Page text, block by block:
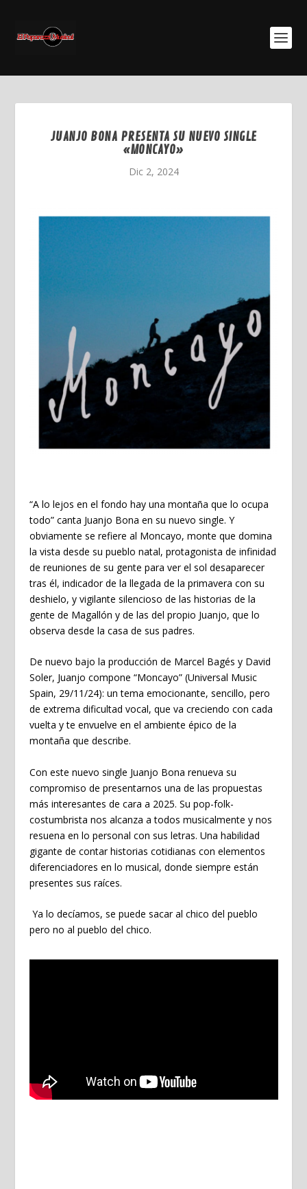
JUANJO BONA PRESENTA SU NUEVO SINGLE
«MONCAYO»
Dic 2, 2024
“A lo lejos en el fondo hay una montaña que lo ocupa
todo” canta Juanjo Bona en su nuevo single. Y
obviamente se refiere al Moncayo, monte que domina
la vista desde su pueblo natal, protagonista de infinidad
de reuniones de su gente para ver el sol desaparecer
tras él, indicador de la llegada de la primavera con su
deshielo, y vigilante silencioso de las historias de la
gente de Magallón y de las del propio Juanjo, que lo
observa desde la casa de sus padres.
De nuevo bajo la producción de Marcel Bagés y David
Soler, Juanjo compone “Moncayo”(Universal Music
Spain, 29/11/24): un tema emocionante, sencillo, pero
de extrema dificultad vocal, que va creciendo con cada
vuelta y te envuelve en el ambiente épico de la
montaña que describe.
Con este nuevo single Juanjo Bona renueva su
compromiso de presentarnos una de las propuestas
más interesantes de cara a 2025. Su pop-folk-
costumbrista nos alcanza a todos musicalmente y nos
resuena en lo personal con sus letras. Una habilidad
gigante de contar historias cotidianas con elementos
diferenciadores en lo musical, donde siempre están
presentes sus raíces.
Ya lo decíamos, se puede sacar al chico del pueblo
pero no al pueblo del chico.